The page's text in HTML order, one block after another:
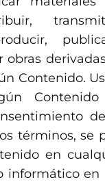
obras
Contenido.
términos, se
en
informático en